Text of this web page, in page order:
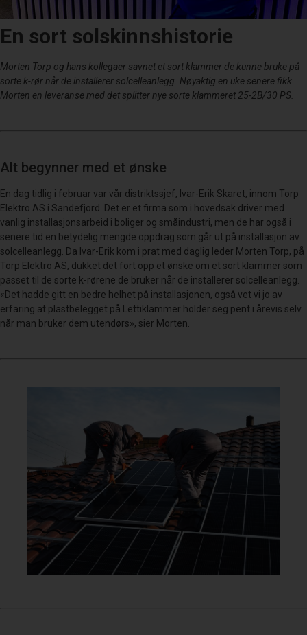
En sort solskinnshistorie
Morten Torp og hans kollegaer savnet et sort klammer de kunne bruke på
sorte k-rør når de installerer solcelleanlegg. Nøyaktig en uke senere fikk
Morten en leveranse med det splitter nye sorte klammeret 25-2B/30 PS.
Alt begynner med et ønske
En dag tidlig i februar var vår distriktssjef, Ivar-Erik Skaret, innom Torp
Elektro AS i Sandefjord. Det er et firma som i hovedsak driver med
vanlig installasjonsarbeid i boliger og småindustri, men de har også i
senere tid en betydelig mengde oppdrag som går ut på installasjon av
solcelleanlegg. Da Ivar-Erik kom i prat med daglig leder Morten Torp, på
Torp Elektro AS, dukket det fort opp et ønske om et sort klammer som
passet til de sorte k-rørene de bruker når de installerer solcelleanlegg.
«Det hadde gitt en bedre helhet på installasjonen, også vet vi jo av
erfaring at plastbelegget på Lettiklammer holder seg pent i årevis selv
når man bruker dem utendørs», sier Morten.